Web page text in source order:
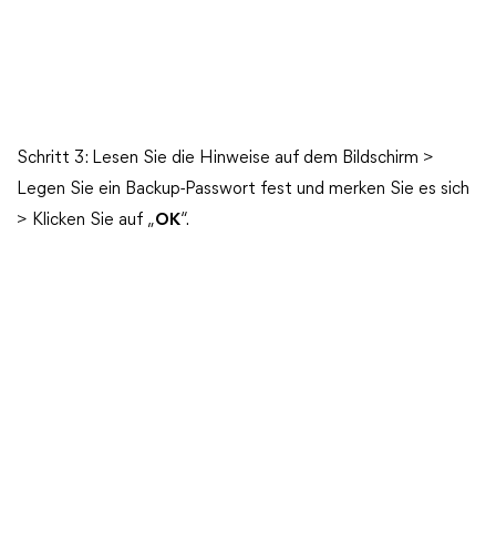
Schritt 3: Lesen Sie die Hinweise auf dem Bildschirm >
Legen Sie ein Backup-Passwort fest und merken Sie es sich
> Klicken Sie auf „OK“.